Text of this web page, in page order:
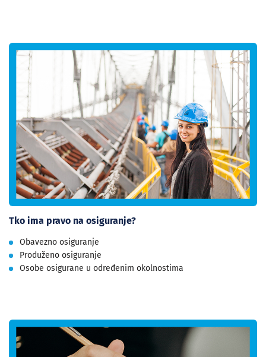
Tko ima pravo na osiguranje?
Obavezno osiguranje
Produženo osiguranje
Osobe osigurane u određenim okolnostima